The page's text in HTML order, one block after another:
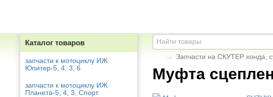
Каталог товаров
запчасти к мотоциклу ИЖ
Юпитер-5, 4, 3, 6
запчасти к мотоциклу ИЖ
Планета-5, 4, 3, Спорт
→ Запчасти на СКУТЕР хонда,
Муфта